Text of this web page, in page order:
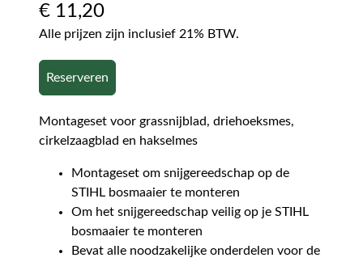
€ 11,20
Alle prijzen zijn inclusief 21% BTW.
Reserveren
Montageset voor grassnijblad, driehoeksmes,
cirkelzaagblad en hakselmes
Montageset om snijgereedschap op de
STIHL bosmaaier te monteren
Om het snijgereedschap veilig op je STIHL
bosmaaier te monteren
Bevat alle noodzakelijke onderdelen voor de